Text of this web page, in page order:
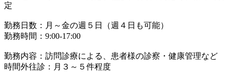
定
勤務日数：月～金の週５日（週４日も可能）
勤務時間：9:00-17:00
勤務内容：訪問診療による、患者様の診察・健康管理など
時間外往診：月３～５件程度